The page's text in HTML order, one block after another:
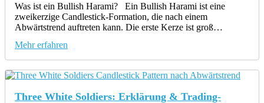
Was ist ein Bullish Harami? Ein Bullish Harami ist eine
zweikerzige Candlestick-Formation, die nach einem
Abwärtstrend auftreten kann. Die erste Kerze ist groß…
Mehr erfahren
Three White Soldiers: Erklärung & Trading-